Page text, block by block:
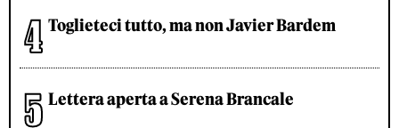
Toglieteci tutto, ma non Javier Bardem
Lettera aperta a Serena Brancale